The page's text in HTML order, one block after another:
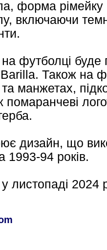
форма рімейку
включаючи
футболці буде
Також на
манжетах,
дизайн, що
1993-94 років.
листопаді 2024